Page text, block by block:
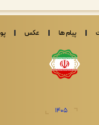
پیام ها عکس
1405